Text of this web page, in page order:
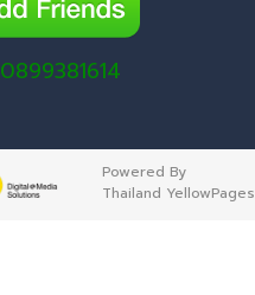
0899381614
Powered By
Thailand YellowPages